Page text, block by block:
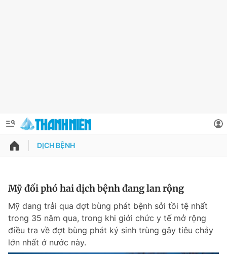
QUẢNG CÁO
Chuyên mục
Chuyên mục khác
Thông tin tài khoản
Đổi mật khẩu
Tin đã lưu
DỊCH BỆNH
Mỹ đối phó hai dịch bệnh đang lan rộng
Mỹ đang trải qua đợt bùng phát bệnh sởi tồi tệ nhất
trong 35 năm qua, trong khi giới chức y tế mở rộng
điều tra về đợt bùng phát ký sinh trùng gây tiêu chảy
lớn nhất ở nước này.